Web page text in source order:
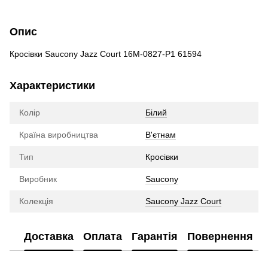
Опис
Кросівки Saucony Jazz Court 16M-0827-P1 61594
Характеристики
Колір Білий
Країна виробництва В'єтнам
Тип Кросівки
Виробник Saucony
Колекція Saucony Jazz Court
Доставка Оплата Гарантія Повернення